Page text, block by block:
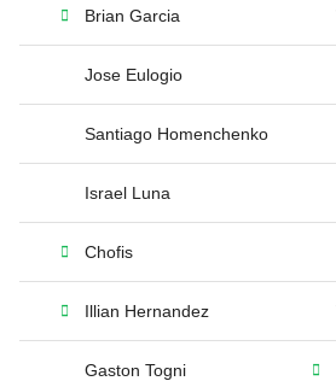
Brian Garcia
Jose Eulogio
Santiago Homenchenko
Israel Luna
Chofis
Illian Hernandez
Gaston Togni